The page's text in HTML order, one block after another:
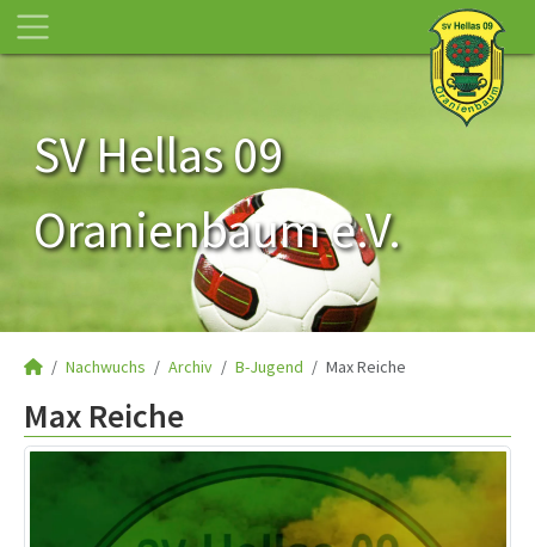
SV Hellas 09
Oranienbaum e.V.
Nachwuchs Archiv B-Jugend Max Reiche
Max Reiche